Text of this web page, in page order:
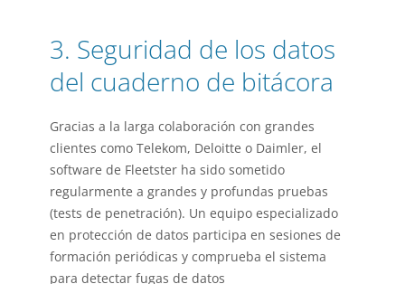
3. Seguridad de los datos
del cuaderno de bitácora
Gracias a la larga colaboración con grandes
clientes como Telekom, Deloitte o Daimler, el
software de Fleetster ha sido sometido
regularmente a grandes y profundas pruebas
(tests de penetración). Un equipo especializado
en protección de datos participa en sesiones de
formación periódicas y comprueba el sistema
para detectar fugas de datos